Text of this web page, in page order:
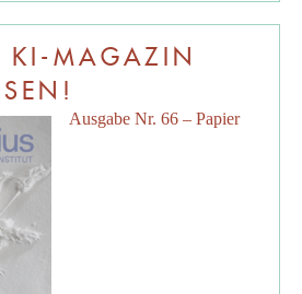
KI-MAGAZIN
Ausgabe Nr. 66 – Papier